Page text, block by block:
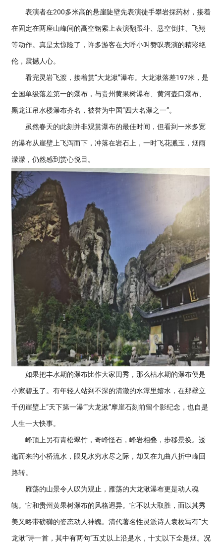
表演者在200多米高的悬崖陡壁先表演徒手攀岩採药材，接着
在固定在两座山峰间的高空钢索上表演翻跟斗、悬空倒挂、飞翔
等动作。真是太惊险了，许多游客在大呼小叫赞叹表演的精彩绝
伦，震撼人心。
看完灵岩飞渡，接着赏“大龙湫”瀑布。大龙湫落差197米，是
全国单级落差第一的瀑布，与贵州黄果树瀑布、黄河壶口瀑布、
黑龙江吊水楼瀑布齐名，被誉为中国“四大名瀑之一”。
虽然春天的此刻并非观赏瀑布的最佳时间，但看到一米多宽
的瀑布从崖壁上飞泻而下，冲落在岩石上，一时飞花溅玉，烟雨
濛濛，仍然感到赏心悦目。
如果把丰水期的瀑布比作大家闺秀，那么枯水期的瀑布便是
小家碧玉了。有年轻人站到不深的清澈的水潭里嬉水，在那壁立
千仞崖壁上“天下第一瀑”“大龙湫”摩崖石刻前留个影纪念，也自是
人生一大快事。
峰顶上另有青松翠竹，奇峰怪石，峰岩相叠，步移景换。逶
迤而来的小桥流水，眼见水穷水尽之际，却又在九曲八折中峰回
路转。
雁荡的山景令人叹为观止，雁荡的大龙湫瀑布更是动人魂
魄。它和贵州黄果树瀑布的风格迥异。它不以大取胜，而以其秀
美又略带磅礴的姿态动人神魄。清代著名性灵派诗人袁枚写有“大
龙湫”诗一首，其中有两句“五丈以上沿是水，十丈以下全是烟。况